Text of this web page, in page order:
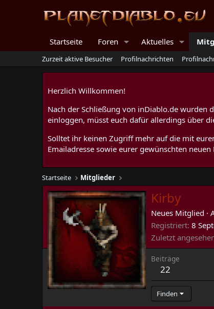
Startseite Foren Aktuelles
Zurzeit aktive Besucher Profilnachrichten
Herzlich Willkommen!
Nach der Schließung von inDiablo.de
einloggen, müsst euch dafür allerdings über
Solltet ihr keinen Zugriff mehr auf die mit
Emailadresse sowie eurer gewünschten
Startseite Mitglieder
Kirby
Neues Mitglied ·
Registriert 8
Zuletzt
Beiträge
22
Finden